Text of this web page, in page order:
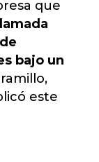
que
bajo un
este